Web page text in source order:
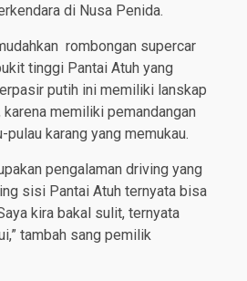
di Nusa Penida.
rombongan supercar
tinggi Pantai Atuh yang
putih ini memiliki lanskap
memiliki pemandangan
pulau karang yang memukau.
pengalaman driving yang
sisi Pantai Atuh ternyata bisa
kira bakal sulit, ternyata
tambah sang pemilik